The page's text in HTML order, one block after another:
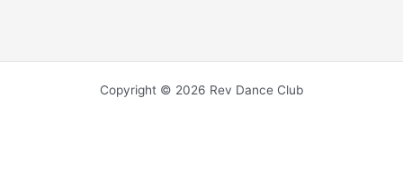
Copyright © 2026 Rev Dance Club